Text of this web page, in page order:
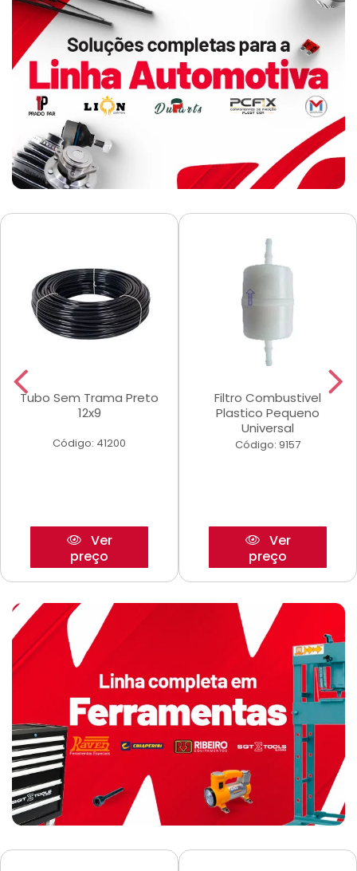
Tubo Sem Trama Preto
12x9
Código: 41200
Ver
preço
Filtro Combustivel
Plastico Pequeno
Universal
Código: 9157
Ver
preço